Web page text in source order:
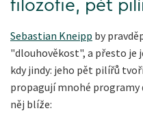
filozofie, pět
Sebastian Kneipp by
"dlouhověkost", a přesto je
kdy jindy: jeho pět pilířů
propagují mnohé programy
něj blíže: